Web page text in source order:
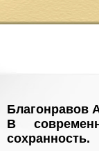
Благонравов
В
сохранность.